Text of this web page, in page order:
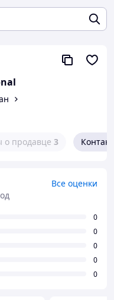
о продавце 3
Все оценки
0
0
0
0
0